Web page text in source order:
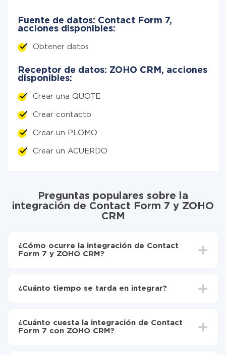
Fuente de datos: Contact Form 7,
acciones disponibles:
Obtener datos
Receptor de datos: ZOHO CRM, acciones
disponibles:
Crear una QUOTE
Crear contacto
Crear un PLOMO
Crear un ACUERDO
Preguntas populares sobre la
integración de Contact Form 7 y ZOHO
CRM
¿Cómo ocurre la integración de Contact
Form 7 y ZOHO CRM?
Elija qué datos transferir de Contact Form 7 a
Ahora los datos se transferirán automáticamente
de Contact Form 7 a ZOHO CRM
¿Cuánto tiempo se tarda en integrar?
oscilar entre 5 y 30 minutos. En promedio, la
configuración tarda entre 10 y 15 minutos.
¿Cuánto cuesta la integración de Contact
Form 7 con ZOHO CRM?